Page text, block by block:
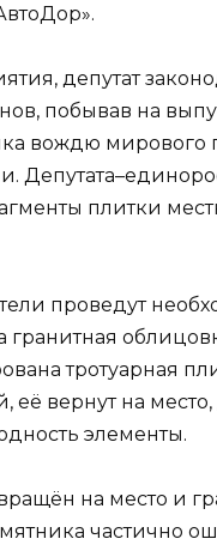
депутат
побывав на
вождю мирового
плитки
проведут
тротуарная
вернут на
элементы.
на место и
частично